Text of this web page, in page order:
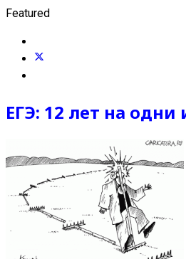
Featured
ЕГЭ: 12 лет на одни